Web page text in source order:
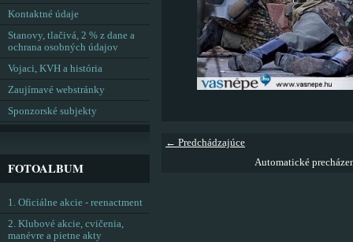
← Predchádzajúce
Automatické
Kontaktné údaje
Stanovy, tlačivá, 2 % z dane a
ochrana osobných údajov
Vojaci, KVH a história
Zaujímavé webstránky
Sponzorské subjekty
FOTOALBUM
1. Oficiálne akcie - reenactment
2. Klubové akcie, cvičenia,
manévre a pietne akty